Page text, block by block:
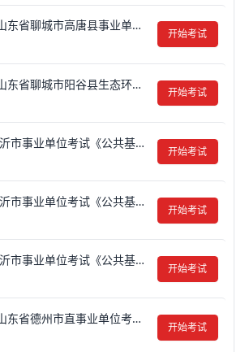
2017年6月18日山东省聊城市高唐县事业单位招聘考试《公共基础知识》真题试卷及答案【含解析】
开始考试
2019年6月29日山东省聊城市阳谷县生态环境专职网格员招聘考试《公共基础知识》真题试卷及答案【含解析】
开始考试
2014年山东省临沂市事业单位考试《公共基础知识》真题试卷及答案【含解析】
开始考试
2013年山东省临沂市事业单位考试《公共基础知识》真题试卷及答案【含解析】
开始考试
2012年山东省临沂市事业单位考试《公共基础知识》真题试卷及答案【含解析】
开始考试
2018年5月12日山东省德州市直事业单位考试真题试卷及答案【含解析】
开始考试